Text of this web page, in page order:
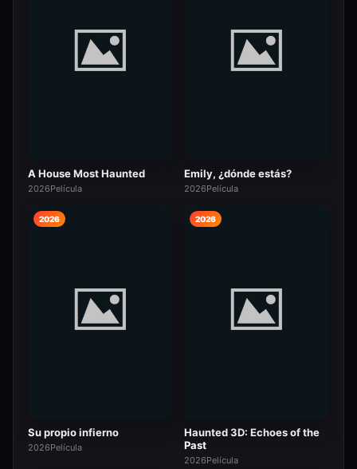
A House Most Haunted
2026Película
Emily, ¿dónde estás?
2026Película
2026
Su propio infierno
2026Película
2026
Haunted 3D: Echoes of the
Past
2026Película